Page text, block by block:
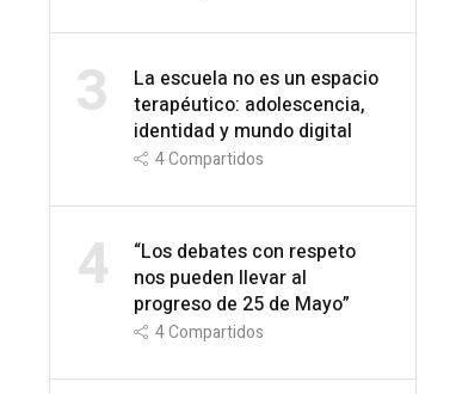
3
La escuela no es un espacio
terapéutico: adolescencia,
identidad y mundo digital
4Compartidos
4
“Los debates con respeto
nos pueden llevar al
progreso de 25 de Mayo”
4Compartidos